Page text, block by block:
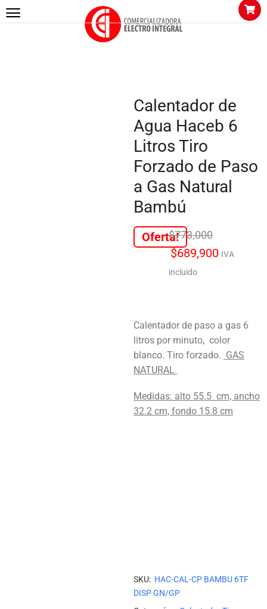
Calentador de
Agua Haceb 6
Litros Tiro
Forzado de Paso
a Gas Natural
Bambú
Oferta!
$773,000
$689,900 IVA
incluido
Calentador de paso a gas 6
litros por minuto, color
blanco. Tiro forzado. GAS
NATURAL
Medidas: alto 55.5 cm, ancho
32.2 cm, fondo 15.8 cm
SKU: HAC-CAL-CP BAMBU 6TF
DISP GN/GP